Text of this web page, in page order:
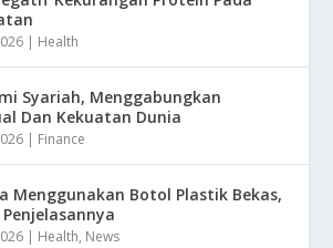
| Health
Syariah, Menggabungkan
Dan Kekuatan Dunia
| Finance
Menggunakan Botol Plastik Bekas,
| Health, News